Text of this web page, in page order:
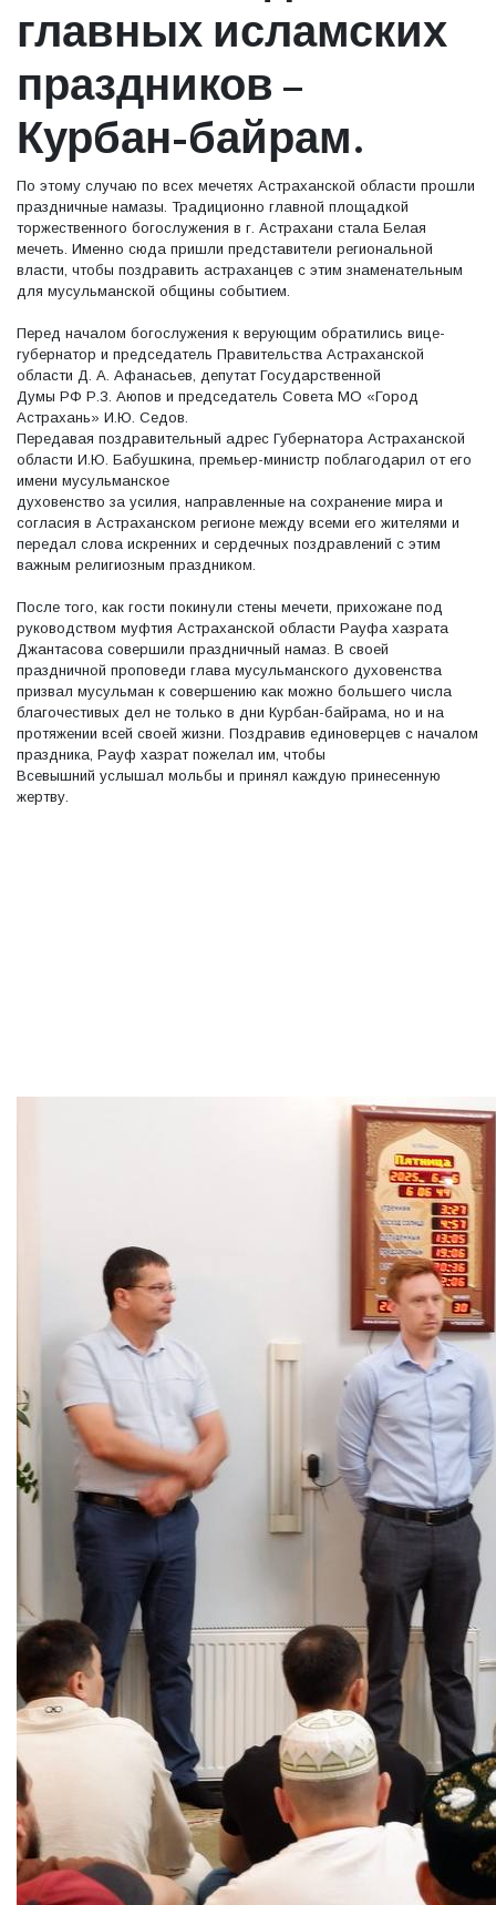
главных исламских
праздников –
Курбан-байрам.
По этому случаю по всех мечетях Астраханской области прошли
праздничные намазы. Традиционно главной площадкой
торжественного богослужения в г. Астрахани стала Белая
мечеть. Именно сюда пришли представители региональной
власти, чтобы поздравить астраханцев с этим знаменательным
для мусульманской общины событием.
Перед началом богослужения к верующим обратились вице-
губернатор и председатель Правительства Астраханской
области Д. А. Афанасьев, депутат Государственной
Думы РФ Р.З. Аюпов и председатель Совета МО «Город
Астрахань» И.Ю. Седов.
Передавая поздравительный адрес Губернатора Астраханской
области И.Ю. Бабушкина, премьер-министр поблагодарил от его
имени мусульманское
духовенство за усилия, направленные на сохранение мира и
согласия в Астраханском регионе между всеми его жителями и
передал слова искренних и сердечных поздравлений с этим
важным религиозным праздником.
После того, как гости покинули стены мечети, прихожане под
руководством муфтия Астраханской области Рауфа хазрата
Джантасова совершили праздничный намаз. В своей
праздничной проповеди глава мусульманского духовенства
призвал мусульман к совершению как можно большего числа
благочестивых дел не только в дни Курбан-байрама, но и на
протяжении всей своей жизни. Поздравив единоверцев с началом
праздника, Рауф хазрат пожелал им, чтобы
Всевышний услышал мольбы и принял каждую принесенную
жертву.